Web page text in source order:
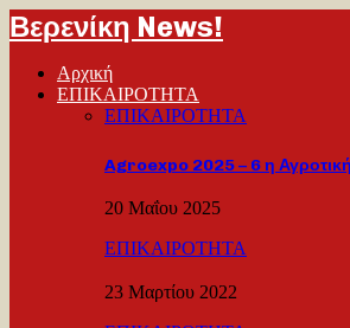
Βερενίκη News!
Αρχική
ΕΠΙΚΑΙΡΟΤΗΤΑ
ΕΠΙΚΑΙΡΟΤΗΤΑ
Agroexpo 2025 – 6 η
20 Μαΐου 2025
ΕΠΙΚΑΙΡΟΤΗΤΑ
23 Μαρτίου 2022